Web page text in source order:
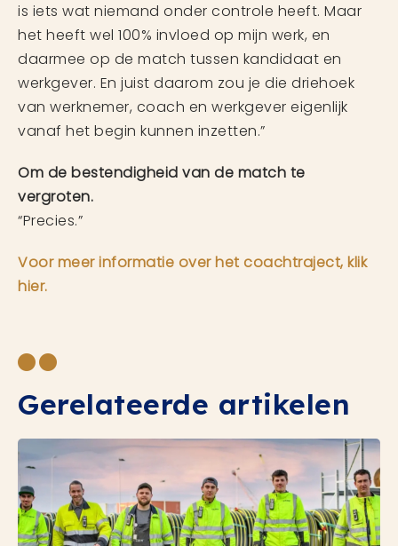
is iets wat niemand onder controle heeft. Maar
het heeft wel 100% invloed op mijn werk, en
daarmee op de match tussen kandidaat en
werkgever. En juist daarom zou je die driehoek
van werknemer, coach en werkgever eigenlijk
vanaf het begin kunnen inzetten.”
Om de bestendigheid van de match te
vergroten.
“Precies.”
Voor meer informatie over het coachtraject, klik
hier.
Gerelateerde artikelen